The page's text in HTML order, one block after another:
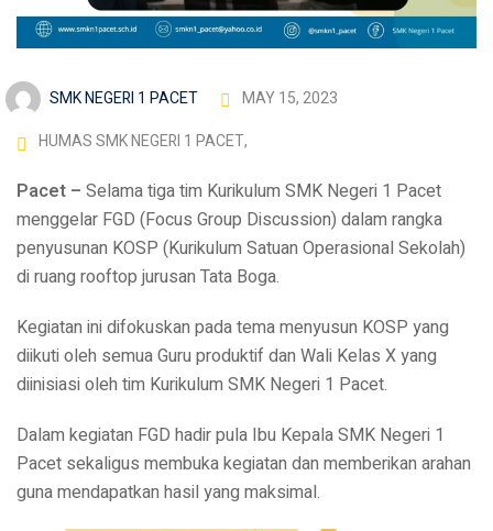
SMK NEGERI 1 PACET
MAY 15, 2023
HUMAS SMK NEGERI 1 PACET,
Pacet – Selama tiga tim Kurikulum SMK Negeri 1 Pacet
menggelar FGD (Focus Group Discussion) dalam rangka
penyusunan KOSP (Kurikulum Satuan Operasional Sekolah)
di ruang rooftop jurusan Tata Boga.
Kegiatan ini difokuskan pada tema menyusun KOSP yang
diikuti oleh semua Guru produktif dan Wali Kelas X yang
diinisiasi oleh tim Kurikulum SMK Negeri 1 Pacet.
Dalam kegiatan FGD hadir pula Ibu Kepala SMK Negeri 1
Pacet sekaligus membuka kegiatan dan memberikan arahan
guna mendapatkan hasil yang maksimal.